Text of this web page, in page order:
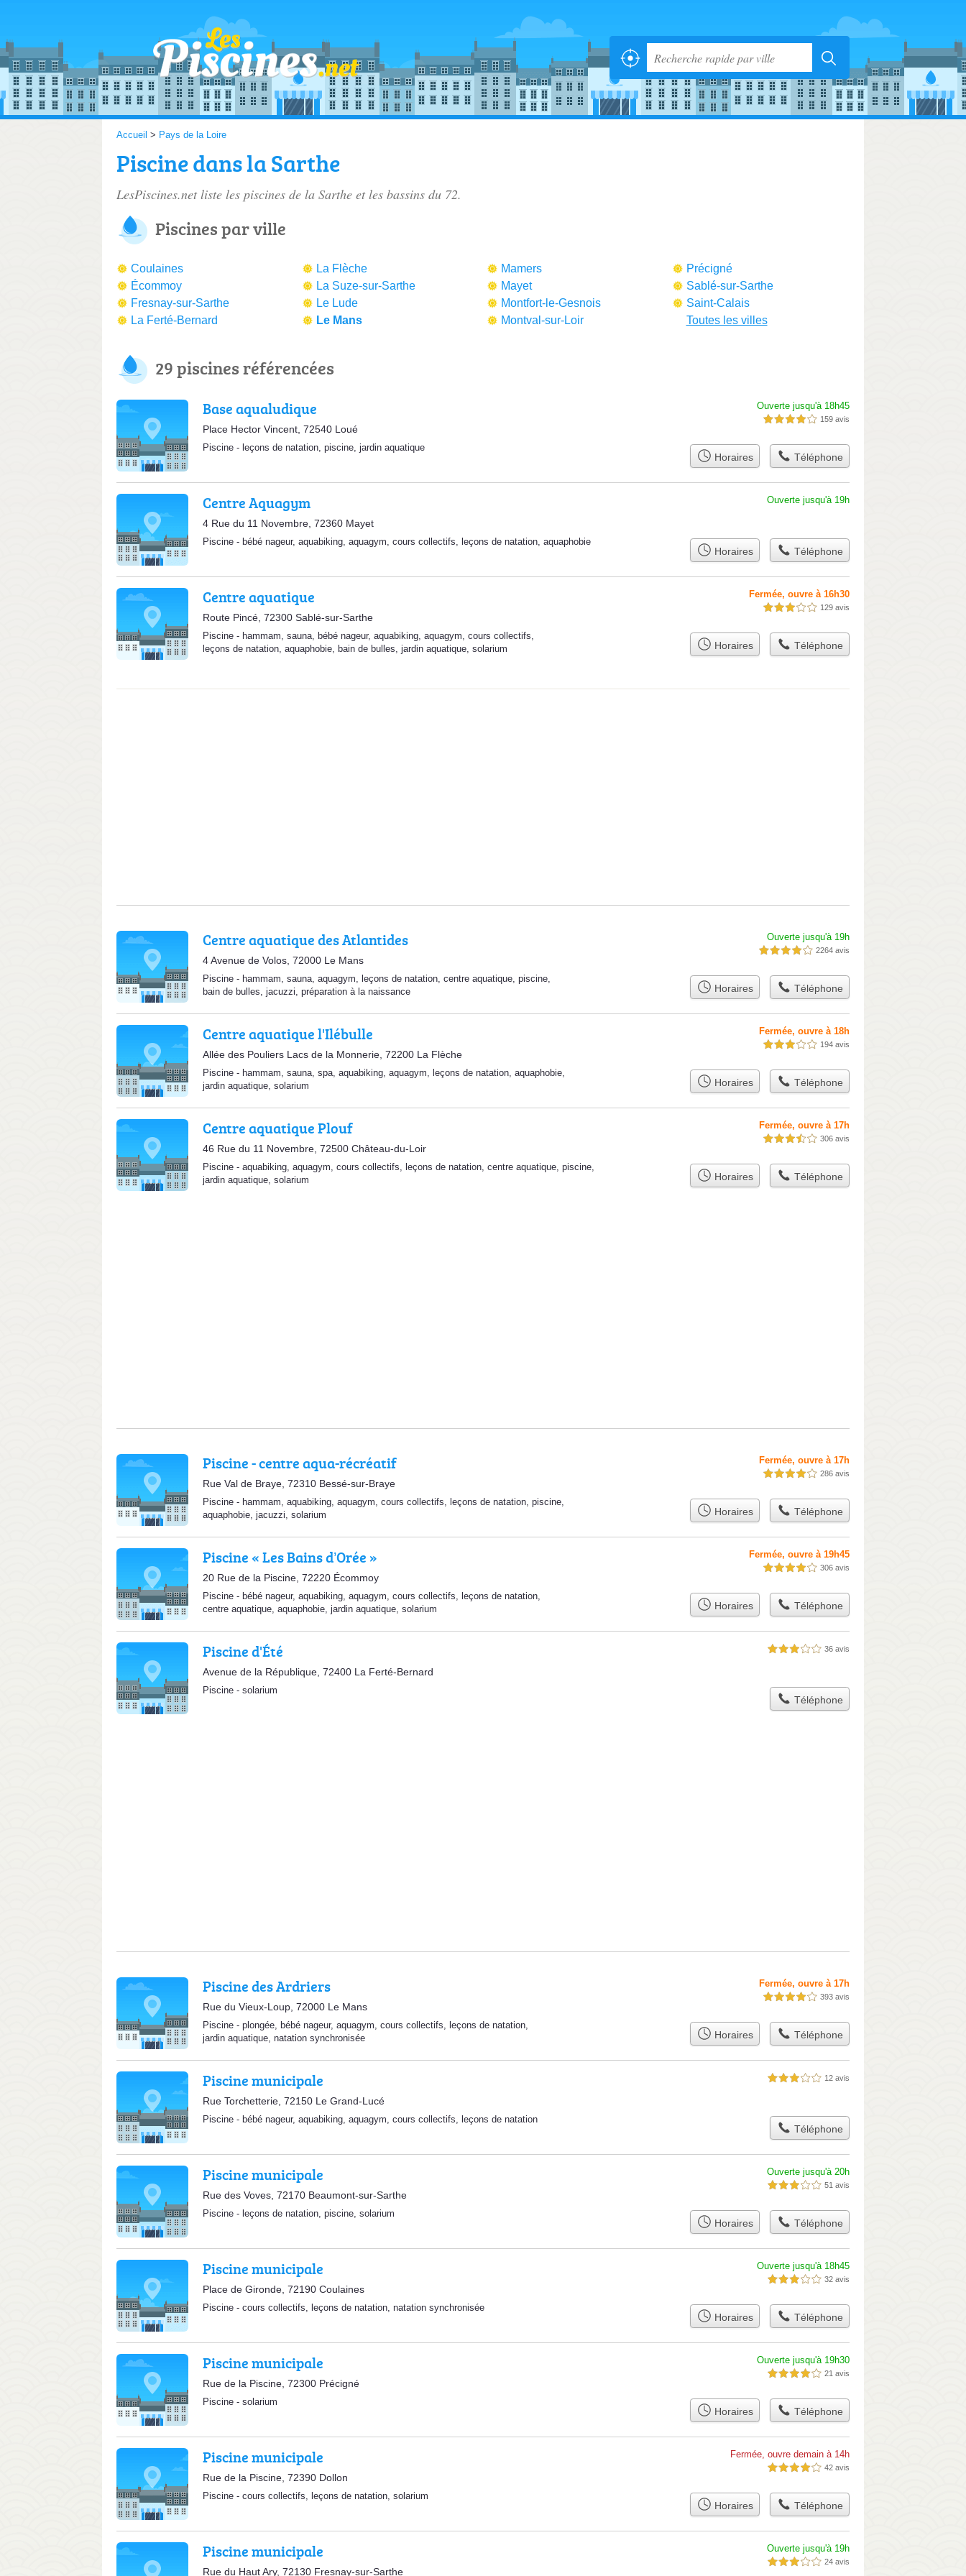
Accueil > Pays de la Loire
Piscine dans la Sarthe
LesPiscines.net liste les piscines de la Sarthe et les bassins du 72.
Piscines par ville
Coulaines
Écommoy
Fresnay-sur-Sarthe
La Ferté-Bernard
La Flèche
La Suze-sur-Sarthe
Le Lude
Le Mans
Mamers
Mayet
Montfort-le-Gesnois
Montval-sur-Loir
Précigné
Sablé-sur-Sarthe
Saint-Calais
Toutes les villes
29 piscines référencées
Base aqualudique
Place Hector Vincent, 72540 Loué
Ouverte jusqu'à 18h45
4,0 étoiles sur 5 159 avis
Piscine - leçons de natation, piscine, jardin aquatique
Horaires Téléphone
Centre Aquagym
4 Rue du 11 Novembre, 72360 Mayet
Ouverte jusqu'à 19h
Piscine - bébé nageur, aquabiking, aquagym, cours collectifs, leçons de natation, aquaphobie
Horaires Téléphone
Centre aquatique
Route Pincé, 72300 Sablé-sur-Sarthe
Fermée, ouvre à 16h30
3,0 étoiles sur 5 129 avis
Piscine - hammam, sauna, bébé nageur, aquabiking, aquagym, cours collectifs,
leçons de natation, aquaphobie, bain de bulles, jardin aquatique, solarium Horaires Téléphone
Centre aquatique des Atlantides
4 Avenue de Volos, 72000 Le Mans
Ouverte jusqu'à 19h
4,0 étoiles sur 5 2264 avis
Piscine - hammam, sauna, aquagym, leçons de natation, centre aquatique, piscine,
bain de bulles, jacuzzi, préparation à la naissance Horaires Téléphone
Centre aquatique l'Ilébulle
Allée des Pouliers Lacs de la Monnerie, 72200 La Flèche
Fermée, ouvre à 18h
3,0 étoiles sur 5 194 avis
Piscine - hammam, sauna, spa, aquabiking, aquagym, leçons de natation, aquaphobie,
jardin aquatique, solarium Horaires Téléphone
Centre aquatique Plouf
46 Rue du 11 Novembre, 72500 Château-du-Loir
Fermée, ouvre à 17h
3,5 étoiles sur 5 306 avis
Piscine - aquabiking, aquagym, cours collectifs, leçons de natation, centre aquatique, piscine,
jardin aquatique, solarium Horaires Téléphone
Piscine - centre aqua-récréatif
Rue Val de Braye, 72310 Bessé-sur-Braye
Fermée, ouvre à 17h
4,0 étoiles sur 5 286 avis
Piscine - hammam, aquabiking, aquagym, cours collectifs, leçons de natation, piscine,
aquaphobie, jacuzzi, solarium Horaires Téléphone
Piscine « Les Bains d’Orée »
20 Rue de la Piscine, 72220 Écommoy
Fermée, ouvre à 19h45
4,0 étoiles sur 5 306 avis
Piscine - bébé nageur, aquabiking, aquagym, cours collectifs, leçons de natation,
centre aquatique, aquaphobie, jardin aquatique, solarium Horaires Téléphone
Piscine d'Été
Avenue de la République, 72400 La Ferté-Bernard
3,0 étoiles sur 5 36 avis
Piscine - solarium
Téléphone
Piscine des Ardriers
Rue du Vieux-Loup, 72000 Le Mans
Fermée, ouvre à 17h
4,0 étoiles sur 5 393 avis
Piscine - plongée, bébé nageur, aquagym, cours collectifs, leçons de natation,
jardin aquatique, natation synchronisée Horaires Téléphone
Piscine municipale
Rue Torchetterie, 72150 Le Grand-Lucé
3,0 étoiles sur 5 12 avis
Piscine - bébé nageur, aquabiking, aquagym, cours collectifs, leçons de natation
Téléphone
Piscine municipale
Rue des Voves, 72170 Beaumont-sur-Sarthe
Ouverte jusqu'à 20h
3,0 étoiles sur 5 51 avis
Piscine - leçons de natation, piscine, solarium
Horaires Téléphone
Piscine municipale
Place de Gironde, 72190 Coulaines
Ouverte jusqu'à 18h45
3,0 étoiles sur 5 32 avis
Piscine - cours collectifs, leçons de natation, natation synchronisée
Horaires Téléphone
Piscine municipale
Rue de la Piscine, 72300 Précigné
Ouverte jusqu'à 19h30
4,0 étoiles sur 5 21 avis
Piscine - solarium
Horaires Téléphone
Piscine municipale
Rue de la Piscine, 72390 Dollon
Fermée, ouvre demain à 14h
4,0 étoiles sur 5 42 avis
Piscine - cours collectifs, leçons de natation, solarium
Horaires Téléphone
Piscine municipale
Rue du Haut Ary, 72130 Fresnay-sur-Sarthe
Ouverte jusqu'à 19h
3,0 étoiles sur 5 24 avis